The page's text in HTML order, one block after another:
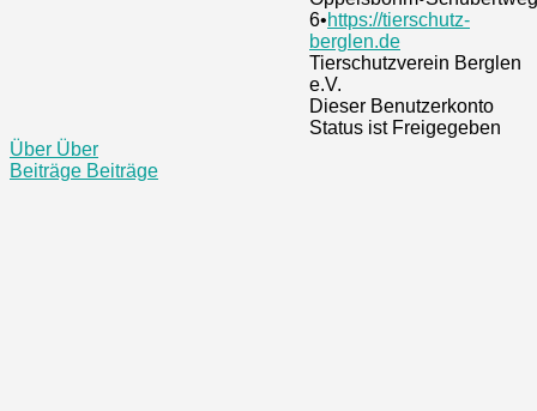
6•https://tierschutz-
berglen.de
Tierschutzverein Berglen
e.V.
Dieser Benutzerkonto
Status ist Freigegeben
Über Über
Beiträge Beiträge